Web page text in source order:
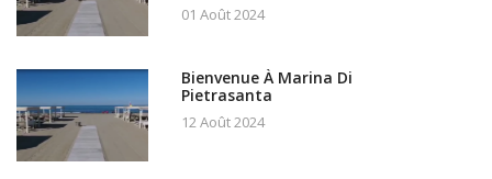
01 Août 2024
Bienvenue À Marina Di
Pietrasanta
12 Août 2024